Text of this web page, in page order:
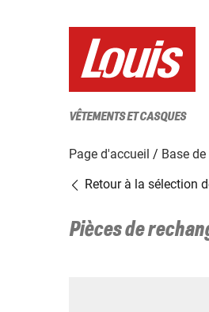
VÊTEMENTS ET CASQUES
Page d'accueil Base
Retour à la sélection
Pièces de